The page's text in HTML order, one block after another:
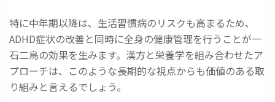
特に中年期以降は、生活習慣病のリスクも高まるため、
ADHD症状の改善と同時に全身の健康管理を行うことが一
石二鳥の効果を生みます。漢方と栄養学を組み合わせたア
プローチは、このような長期的な視点からも価値のある取
り組みと言えるでしょう。